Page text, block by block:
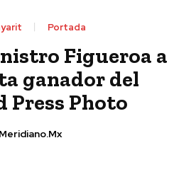
Portada
Figueroa a
ganador del
Press Photo